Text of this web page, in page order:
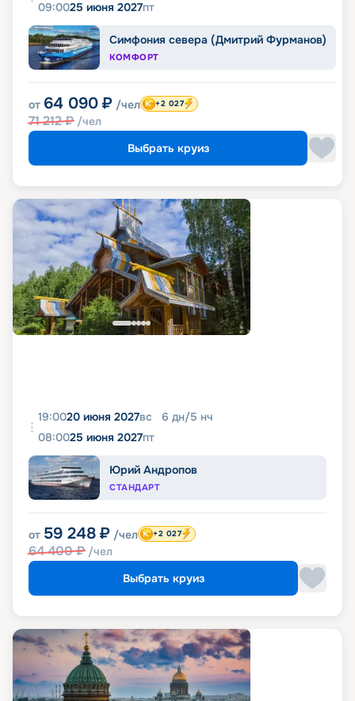
09:0025 июня 2027пт
Симфония севера (Дмитрий Фурманов)
КОМФОРТ
от 64 090 ₽ /чел
71 212₽ /чел
+2 027
Выбрать круиз
19:0020 июня 2027вс 6 дн/5 нч
08:0025 июня 2027пт
Юрий Андропов
СТАНДАРТ
от 59 248 ₽ /чел
64 400₽ /чел
+2 027
Выбрать круиз